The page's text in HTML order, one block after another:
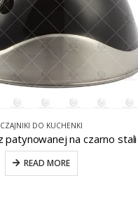
CZAJNIKI DO KUCHENKI
READ MORE